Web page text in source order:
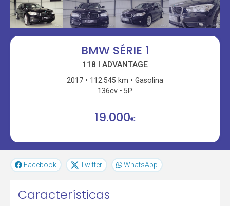
BMW SÉRIE 1
118 I ADVANTAGE
2017 112.545 km
Gasolina
136cv
5P
19.000€
Facebook Twitter WhatsApp
Características